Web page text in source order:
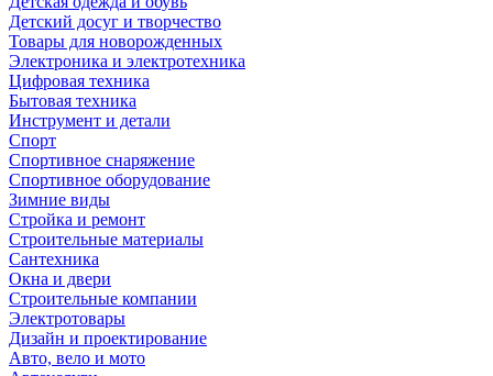
Детский досуг и творчество
Товары для новорожденных
Электроника и электротехника
Цифровая техника
Бытовая техника
Инструмент и детали
Спорт
Спортивное снаряжение
Спортивное оборудование
Зимние виды
Стройка и ремонт
Строительные материалы
Сантехника
Окна и двери
Строительные компании
Электротовары
Дизайн и проектирование
Авто, вело и мото